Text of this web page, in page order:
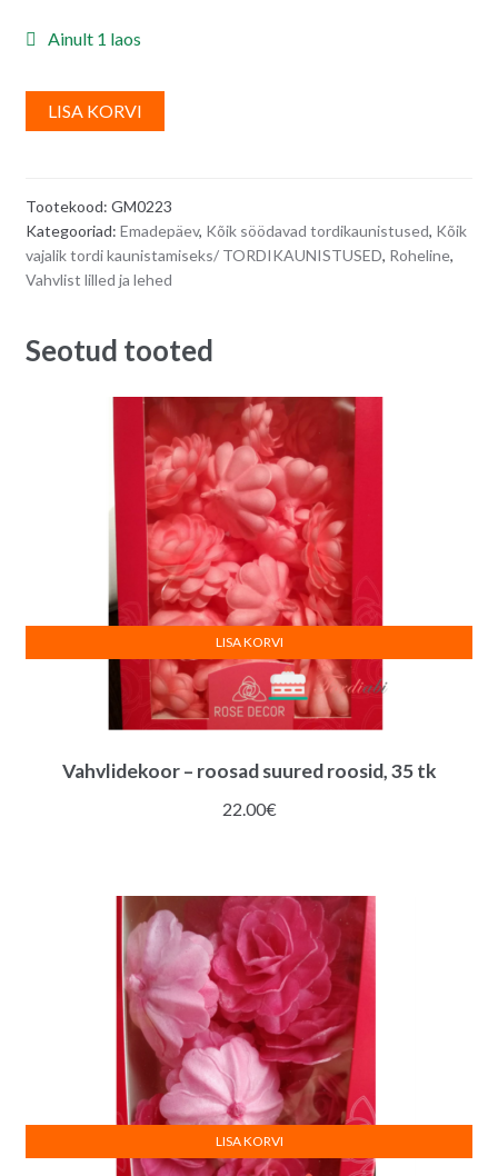
Ainult 1 laos
LISA KORVI
l
r
n
a
v
:
Tootekood: GM0223
Kategooriad: Emadepäev, Kõik söödavad tordikaunistused, Kõik
vajalik tordi kaunistamiseks/ TORDIKAUNISTUSED, Roheline,
Vahvlist lilled ja lehed
Seotud tooted
Vahvlidekoor – roosad suured roosid, 35 tk
22.00€
LISA KORVI
LISA KORVI